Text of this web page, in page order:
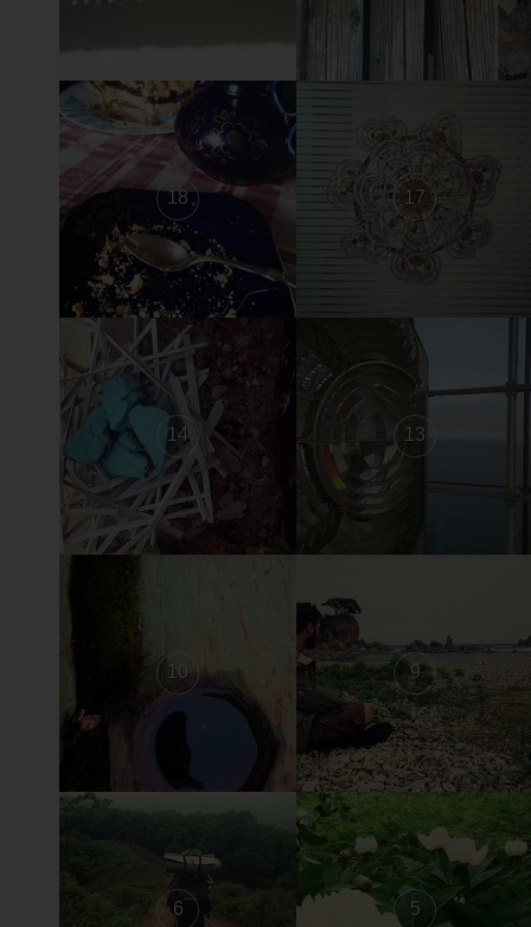
18 17
14 13
10 9
6 5